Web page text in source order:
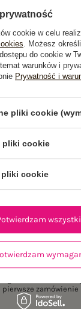
pierwsze zamówienie
cookie w celu
. Możesz
do cookie w
warunków i
Prywatność i
pliki cookie
pliki cookie
pliki cookie